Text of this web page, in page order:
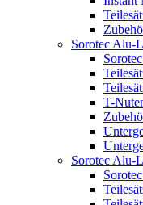
Sorotec Alu-
T-
Sorotec Alu-